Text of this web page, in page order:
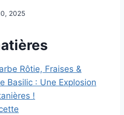
2025
Rôtie, Fraises &
Basilic : Une Explosion
!